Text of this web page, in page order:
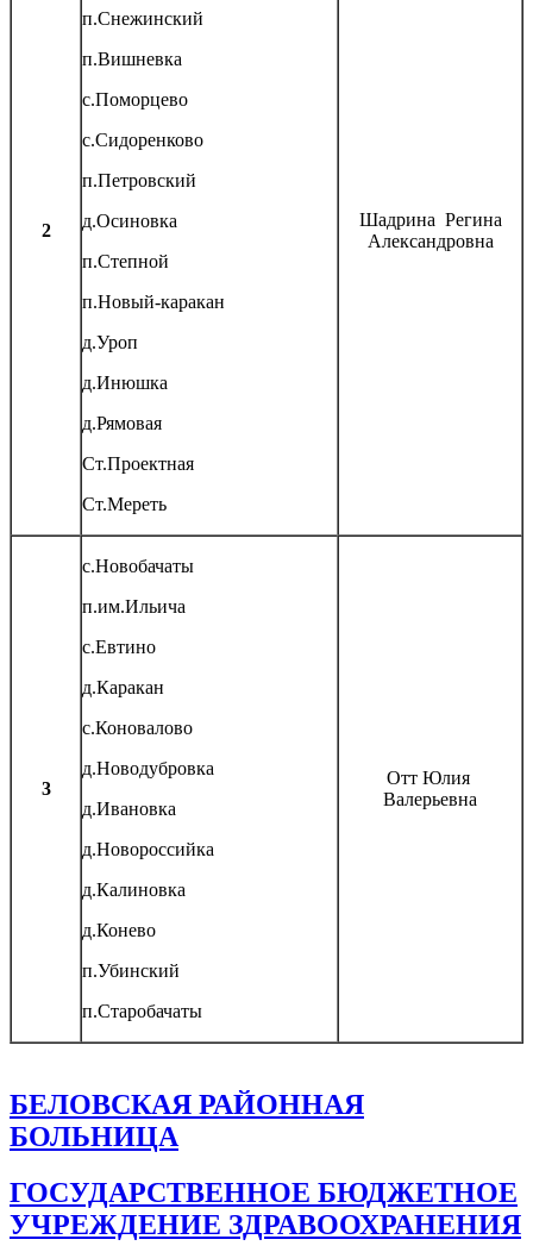
2
п.Снежинский
п.Вишневка
с.Поморцево
с.Сидоренково
п.Петровский
д.Осиновка
п.Степной
п.Новый-каракан
д.Уроп
д.Инюшка
д.Рямовая
Ст.Проектная
Ст.Мереть
Шадрина Регина
Александровна
3
с.Новобачаты
п.им.Ильича
с.Евтино
д.Каракан
с.Коновалово
д.Новодубровка
д.Ивановка
д.Новороссийка
д.Калиновка
д.Конево
п.Убинский
п.Старобачаты
Отт Юлия
Валерьевна
БЕЛОВСКАЯ РАЙОННАЯ
БОЛЬНИЦА
ГОСУДАРСТВЕННОЕ БЮДЖЕТНОЕ
УЧРЕЖДЕНИЕ ЗДРАВООХРАНЕНИЯ